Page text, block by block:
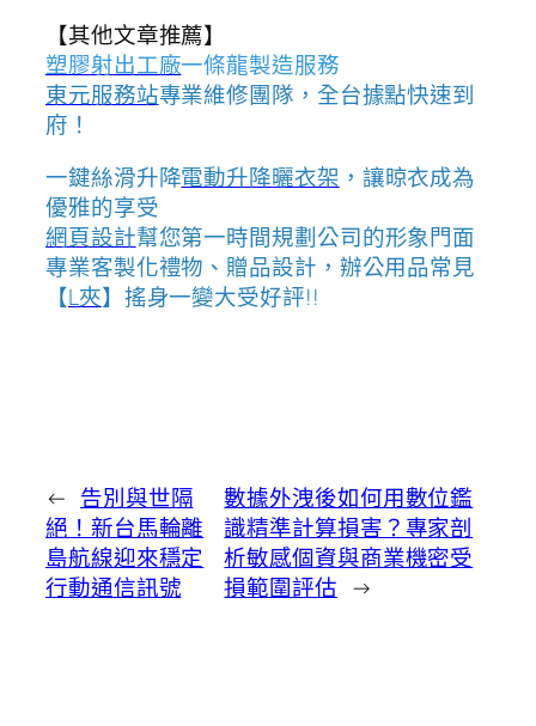
【其他文章推薦】
塑膠射出工廠一條龍製造服務
東元服務站專業維修團隊，全台據點快速到
府！
一鍵絲滑升降電動升降曬衣架 ，讓晾衣成為
優雅的享受
網頁設計幫您第一時間規劃公司的形象門面
專業客製化禮物、贈品設計，辦公用品常見
【L夾】搖身一變大受好評!!
← 告別與世隔
絕！新台馬輪離
島航線迎來穩定
行動通信訊號
數據外洩後如何用數位鑑
識精準計算損害？專家剖
析敏感個資與商業機密受
損範圍評估 →